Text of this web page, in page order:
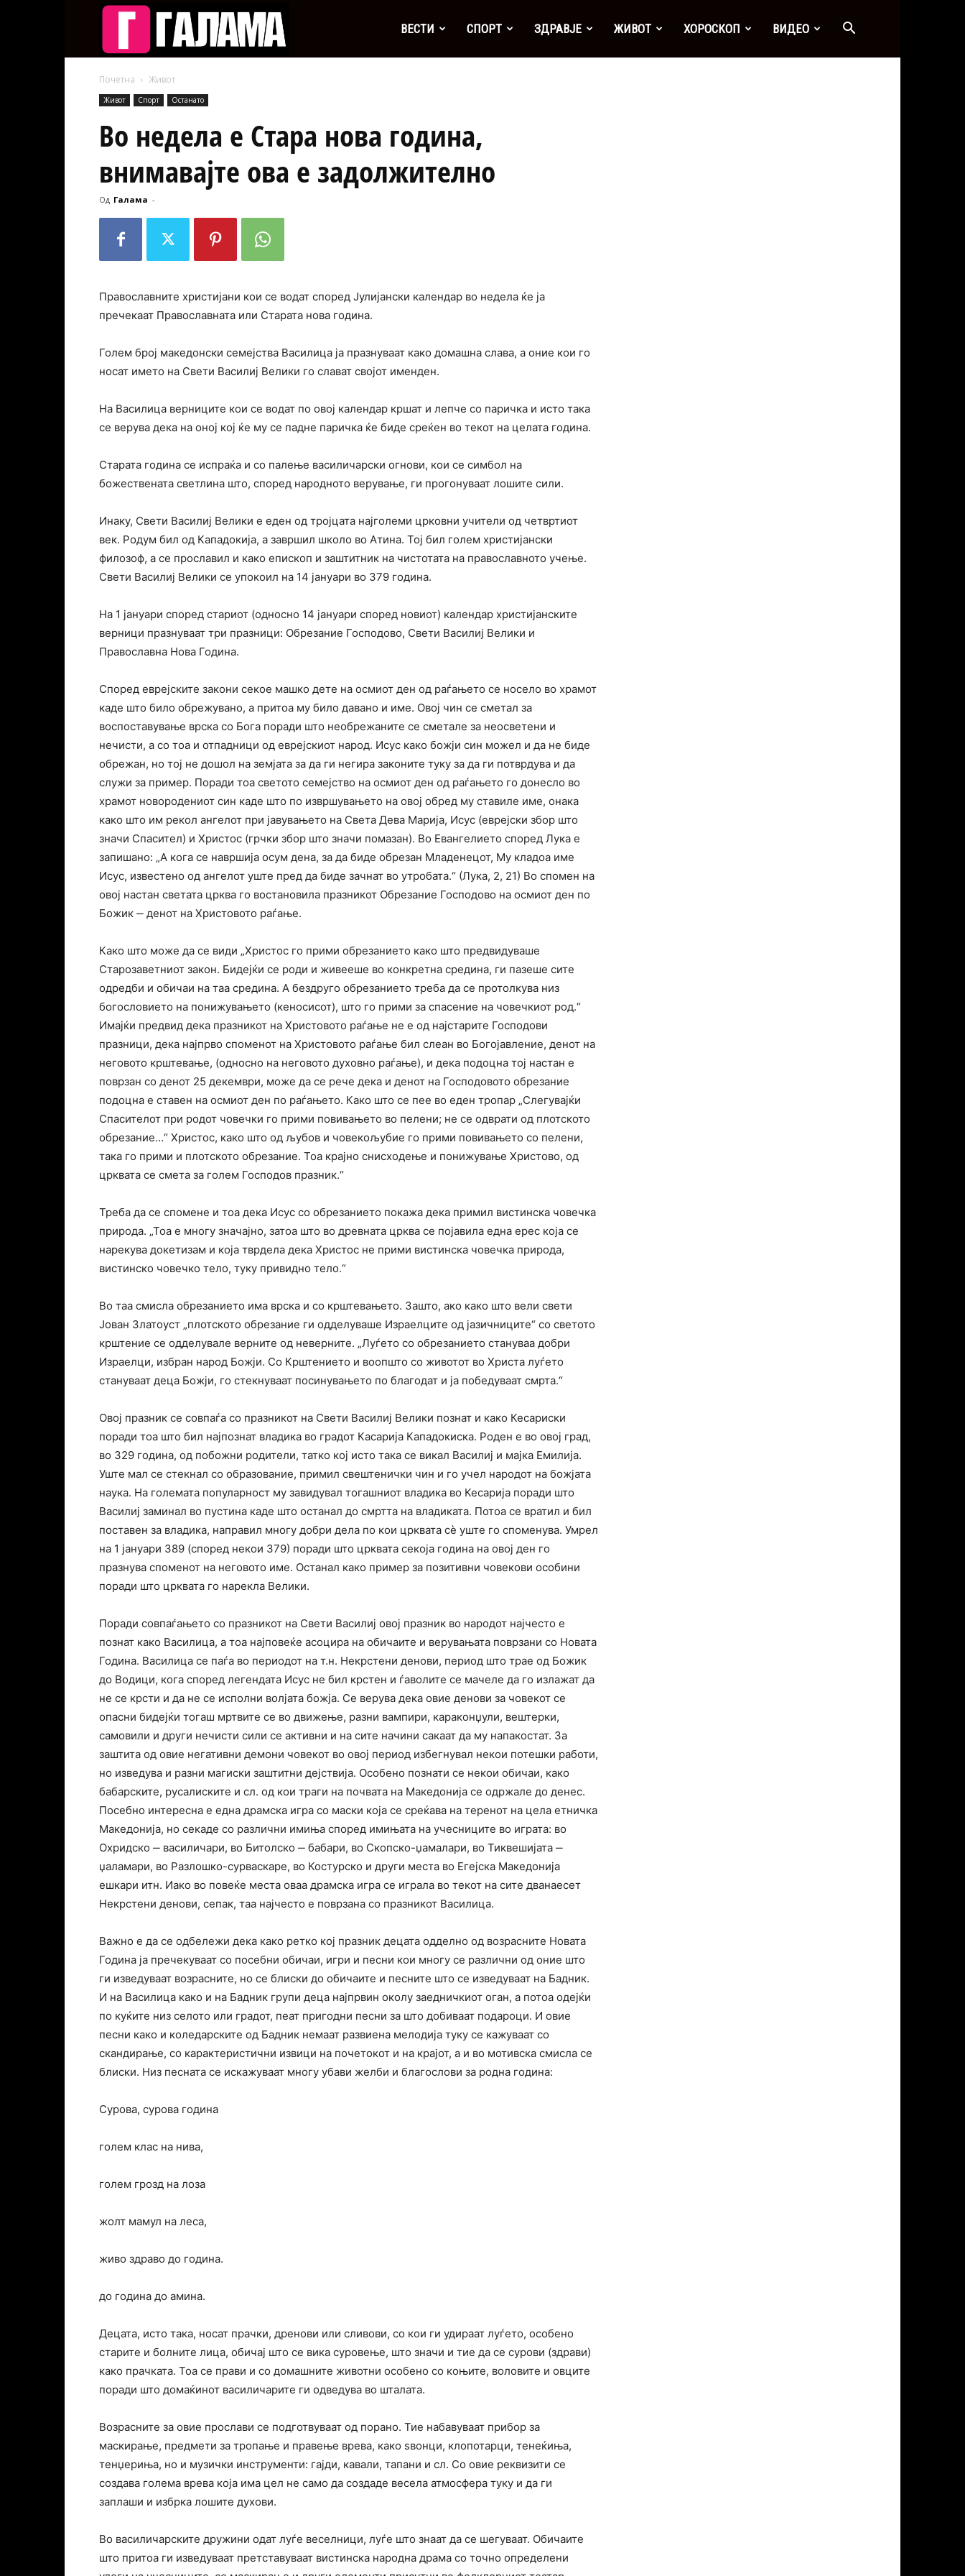
ВЕСТИ СПОРТ ЗДРАВЈЕ ЖИВОТ ХОРОСКОП ВИДЕО
Почетна Живот
Живот Спорт Останато
Во недела е Стара нова година,
внимавајте ова е задолжително
Од Галама -
Православните христијани кои се водат според Јулијански календар во недела ќе ја
пречекаат Православната или Старата нова година.
Голем број македонски семејства Василица ја празнуваат како домашна слава, а оние кои го
носат името на Свети Василиј Велики го слават својот именден.
На Василица верниците кои се водат по овој календар кршат и лепче со паричка и исто така
се верува дека на оној кој ќе му се падне паричка ќе биде среќен во текот на целата година.
Старата година се испраќа и со палење василичарски огнови, кои се симбол на
божествената светлина што, според народното верување, ги прогонуваат лошите сили.
Инаку, Свети Василиј Велики е еден од тројцата најголеми црковни учители од четвртиот
век. Родум бил од Кападокија, а завршил школо во Атина. Тој бил голем христијански
филозоф, а се прославил и како епископ и заштитник на чистотата на православното учење.
Свети Василиј Велики се упокоил на 14 јануари во 379 година.
На 1 јануари според стариот (односно 14 јануари според новиот) календар христијанските
верници празнуваат три празници: Обрезание Господово, Свети Василиј Велики и
Православна Нова Година.
Според еврејските закони секое машко дете на осмиот ден од раѓањето се носело во храмот
каде што било обрежувано, а притоа му било давано и име. Овој чин се сметал за
воспоставување врска со Бога поради што необрежаните се сметале за неосветени и
нечисти, а со тоа и отпадници од еврејскиот народ. Исус како божји син можел и да не биде
обрежан, но тој не дошол на земјата за да ги негира законите туку за да ги потврдува и да
служи за пример. Поради тоа светото семејство на осмиот ден од раѓањето го донесло во
храмот новородениот син каде што по извршувањето на овој обред му ставиле име, онака
како што им рекол ангелот при јавувањето на Света Дева Марија, Исус (еврејски збор што
значи Спасител) и Христос (грчки збор што значи помазан). Во Евангелието според Лука е
запишано: „А кога се навршија осум дена, за да биде обрезан Младенецот, Му кладоа име
Исус, известено од ангелот уште пред да биде зачнат во утробата.“ (Лука, 2, 21) Во спомен на
овој настан светата црква го востановила празникот Обрезание Господово на осмиот ден по
Божик ‒ денот на Христовото раѓање.
Како што може да се види „Христос го прими обрезанието како што предвидуваше
Старозаветниот закон. Бидејќи се роди и живееше во конкретна средина, ги пазеше сите
одредби и обичаи на таа средина. А бездруго обрезанието треба да се протолкува низ
богословието на понижувањето (кеносисот), што го прими за спасение на човечкиот род.“
Имајќи предвид дека празникот на Христовото раѓање не е од најстарите Господови
празници, дека најпрво споменот на Христовото раѓање бил слеан во Богојавление, денот на
неговото крштевање, (односно на неговото духовно раѓање), и дека подоцна тој настан е
поврзан со денот 25 декември, може да се рече дека и денот на Господовото обрезание
подоцна е ставен на осмиот ден по раѓањето. Како што се пее во еден тропар „Слегувајќи
Спасителот при родот човечки го прими повивањето во пелени; не се одврати од плотското
обрезание…“ Христос, како што од љубов и човекољубие го прими повивањето со пелени,
така го прими и плотското обрезание. Тоа крајно снисходење и понижување Христово, од
црквата се смета за голем Господов празник.“
Треба да се спомене и тоа дека Исус со обрезанието покажа дека примил вистинска човечка
природа. „Тоа е многу значајно, затоа што во древната црква се појавила една ерес која се
нарекува докетизам и која тврдела дека Христос не прими вистинска човечка природа,
вистинско човечко тело, туку привидно тело.“
Во таа смисла обрезанието има врска и со крштевањето. Зашто, ако како што вели свети
Јован Златоуст „плотското обрезание ги одделуваше Израелците од јазичниците“ со светото
крштение се одделувале верните од неверните. „Луѓето со обрезанието стануваа добри
Израелци, избран народ Божји. Со Крштението и воопшто со животот во Христа луѓето
стануваат деца Божји, го стекнуваат посинувањето по благодат и ја победуваат смрта.“
Овој празник се совпаѓа со празникот на Свети Василиј Велики познат и како Кесариски
поради тоа што бил најпознат владика во градот Касарија Кападокиска. Роден е во овој град,
во 329 година, од побожни родители, татко кој исто така се викал Василиј и мајка Емилија.
Уште мал се стекнал со образование, примил свештенички чин и го учел народот на божјата
наука. На големата популарност му завидувал тогашниот владика во Кесарија поради што
Василиј заминал во пустина каде што останал до смртта на владиката. Потоа се вратил и бил
поставен за владика, направил многу добри дела по кои црквата сè уште го споменува. Умрел
на 1 јануари 389 (според некои 379) поради што црквата секоја година на овој ден го
празнува споменот на неговото име. Останал како пример за позитивни човекови особини
поради што црквата го нарекла Велики.
Поради совпаѓањето со празникот на Свети Василиј овој празник во народот најчесто е
познат како Василица, а тоа најповеќе асоцира на обичаите и верувањата поврзани со Новата
Година. Василица се паѓа во периодот на т.н. Некрстени денови, период што трае од Божик
до Водици, кога според легендата Исус не бил крстен и ѓаволите се мачеле да го излажат да
не се крсти и да не се исполни волјата божја. Се верува дека овие денови за човекот се
опасни бидејќи тогаш мртвите се во движење, разни вампири, караконџули, вештерки,
самовили и други нечисти сили се активни и на сите начини сакаат да му напакостат. За
заштита од овие негативни демони човекот во овој период избегнувал некои потешки работи,
но изведува и разни магиски заштитни дејствија. Особено познати се некои обичаи, како
бабарските, русалиските и сл. од кои траги на почвата на Македонија се одржале до денес.
Посебно интересна е една драмска игра со маски која се среќава на теренот на цела етничка
Македонија, но секаде со различни имиња според имињата на учесниците во играта: во
Охридско ‒ василичари, во Битолско ‒ бабари, во Скопско-џамалари, во Тиквешијата ‒
џаламари, во Разлошко-сурваскаре, во Костурско и други места во Егејска Македонија
ешкари итн. Иако во повеќе места оваа драмска игра се играла во текот на сите дванаесет
Некрстени денови, сепак, таа најчесто е поврзана со празникот Василица.
Важно е да се одбележи дека како ретко кој празник децата одделно од возрасните Новата
Година ја пречекуваат со посебни обичаи, игри и песни кои многу се различни од оние што
ги изведуваат возрасните, но се блиски до обичаите и песните што се изведуваат на Бадник.
И на Василица како и на Бадник групи деца најпрвин околу заедничкиот оган, а потоа одејќи
по куќите низ селото или градот, пеат пригодни песни за што добиваат подароци. И овие
песни како и коледарските од Бадник немаат развиена мелодија туку се кажуваат со
скандирање, со карактеристични извици на почетокот и на крајот, а и во мотивска смисла се
блиски. Низ песната се искажуваат многу убави желби и благослови за родна година:
Сурова, сурова година
голем клас на нива,
голем грозд на лоза
жолт мамул на леса,
живо здраво до година.
до година до амина.
Децата, исто така, носат прачки, дренови или сливови, со кои ги удираат луѓето, особено
старите и болните лица, обичај што се вика суровење, што значи и тие да се сурови (здрави)
како прачката. Тоа се прави и со домашните животни особено со коњите, воловите и овците
поради што домаќинот василичарите ги одведува во шталата.
Возрасните за овие прослави се подготвуваат од порано. Тие набавуваат прибор за
маскирање, предмети за тропање и правење врева, како ѕвонци, клопотарци, тенеќиња,
тенџериња, но и музички инструменти: гајди, кавали, тапани и сл. Со овие реквизити се
создава голема врева која има цел не само да создаде весела атмосфера туку и да ги
заплаши и избрка лошите духови.
Во василичарските дружини одат луѓе веселници, луѓе што знаат да се шегуваат. Обичаите
што притоа ги изведуваат претставуваат вистинска народна драма со точно определени